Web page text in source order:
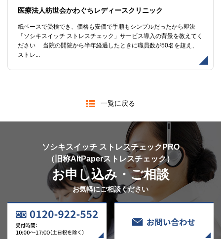
医療法人紡世会かわぐちレディースクリニック
紙ベースで受検でき、価格も安価で手順もシンプルだったから即決
「ソシキスイッチ ストレスチェック」サービス導入の背景を教えてく
ださい 当院の開院から半年経過したときに職員数が50名を超え、
ストレ...
一覧に戻る
ソシキスイッチ ストレスチェックPRO
（旧称AltPaperストレスチェック）
お申し込み・ご相談
お気軽にご相談ください